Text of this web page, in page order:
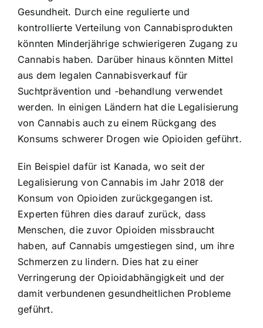
Gesundheit. Durch eine regulierte und
kontrollierte Verteilung von Cannabisprodukten
könnten Minderjährige schwierigeren Zugang zu
Cannabis haben. Darüber hinaus könnten Mittel
aus dem legalen Cannabisverkauf für
Suchtprävention und -behandlung verwendet
werden. In einigen Ländern hat die Legalisierung
von Cannabis auch zu einem Rückgang des
Konsums schwerer Drogen wie Opioiden geführt.
Ein Beispiel dafür ist Kanada, wo seit der
Legalisierung von Cannabis im Jahr 2018 der
Konsum von Opioiden zurückgegangen ist.
Experten führen dies darauf zurück, dass
Menschen, die zuvor Opioiden missbraucht
haben, auf Cannabis umgestiegen sind, um ihre
Schmerzen zu lindern. Dies hat zu einer
Verringerung der Opioidabhängigkeit und der
damit verbundenen gesundheitlichen Probleme
geführt.